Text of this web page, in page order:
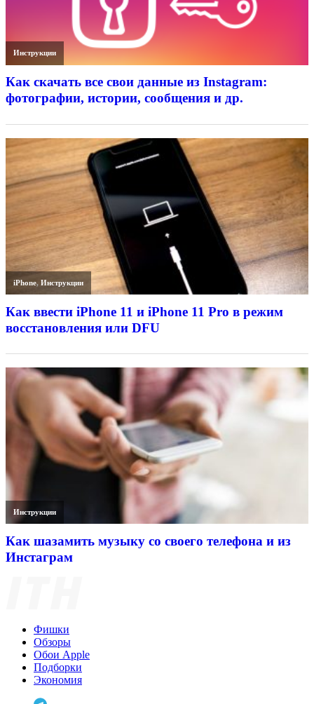
Инструкции
Как скачать все свои данные из Instagram:
фотографии, истории, сообщения и др.
iPhone,Инструкции
Как ввести iPhone 11 и iPhone 11 Pro в режим
восстановления или DFU
Инструкции
Как шазамить музыку со своего телефона и из
Инстаграм
Фишки
Обзоры
Обои Apple
Подборки
Экономия